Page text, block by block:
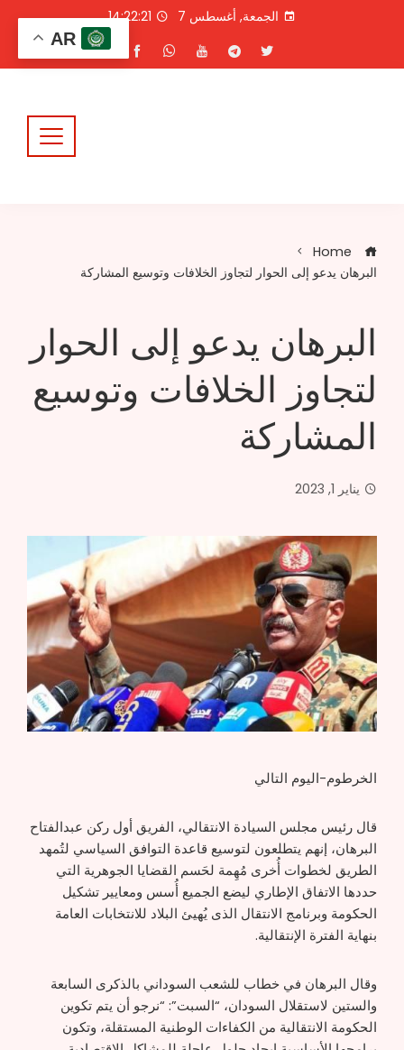
الجمعة, أغسطس 7 14:22:22
البرهان يدعو إلى الحوار لتجاوز الخلافات وتوسيع المشاركة
البرهان يدعو إلى الحوار
لتجاوز الخلافات وتوسيع
المشاركة
يناير 1, 2023
الخرطوم-اليوم التالي
قال رئيس مجلس السيادة الانتقالي، الفريق أول ركن عبدالفتاح
البرهان، إنهم يتطلعون لتوسيع قاعدة التوافق السياسي لتُمهد
الطريق لخطوات أُخرى مُهِمة لحَسم القضايا الجوهرية التي
حددها الاتفاق الإطاري ليضع الجميع أُسس ومعايير تشكيل
الحكومة وبرنامج الانتقال الذى يُهيئ البلاد للانتخابات العامة
بنهاية الفترة الإنتقالية.
وقال البرهان في خطاب للشعب السوداني بالذكرى السابعة
والستين لاستقلال السودان، “السبت”: “نرجو أن يتم تكوين
الحكومة الانتقالية من الكفاءات الوطنية المستقلة، وتكون
AR